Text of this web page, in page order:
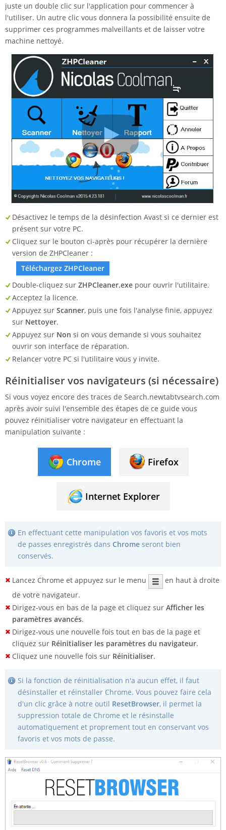
juste un double clic sur l'application pour commencer à
l'utiliser. Un autre clic vous donnera la possibilité ensuite de
supprimer ces programmes malveillants et de laisser votre
machine nettoyé.
Désactivez le temps de la désinfection Avast si ce dernier est
présent sur votre PC.
Cliquez sur le bouton ci-après pour récupérer la dernière
version de ZHPCleaner :
Téléchargez ZHPCleaner
Double-cliquez sur ZHPCleaner.exe pour ouvrir l'utilitaire.
Acceptez la licence.
Appuyez sur Scanner, puis une fois l'analyse finie, appuyez
sur Nettoyer.
Appuyez sur Non si on vous demande si vous souhaitez
ouvrir son interface de réparation.
Relancer votre PC si l'utilitaire vous y invite.
Réinitialiser vos navigateurs (si nécessaire)
Si vous voyez encore des traces de Search.newtabtvsearch.com
après avoir suivi l'ensemble des étapes de ce guide vous
pouvez réinitialiser votre navigateur en effectuant la
manipulation suivante :
Chrome Firefox
Internet Explorer
En effectuant cette manipulation vos favoris et vos mots
de passes enregistrés dans Chrome seront bien
conservés.
Lancez Chrome et appuyez sur le menu
en haut à droite
de votre navigateur.
Dirigez-vous en bas de la page et cliquez sur Afficher les
paramètres avancés.
Dirigez-vous une nouvelle fois tout en bas de la page et
cliquez sur Réinitialiser les paramètres du navigateur.
Cliquez une nouvelle fois sur Réinitialiser.
Si la fonction de réinitialisation n'a aucun effet, il faut
désinstaller et réinstaller Chrome. Vous pouvez faire cela
d'un clic grâce à notre outil ResetBrowser, il permet la
suppression totale de Chrome et le résinstalle
automatiquement et proprement tout en conservant vos
favoris et vos mots de passe.